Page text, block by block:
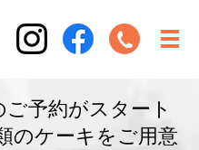
予約がスタート
のケーキをご用意